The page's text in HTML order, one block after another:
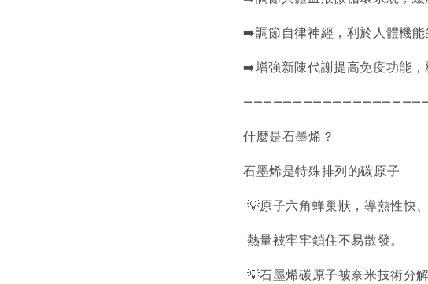
➡️調節自律神經，利於人體機能
➡️增強新陳代謝提高免疫功能，
什麼是石墨烯？
石墨烯是特殊排列的碳原子
💡原子六角蜂巢狀，導熱性快
熱量被牢牢鎖住不易散發。
💡石墨烯碳原子被奈米技術分